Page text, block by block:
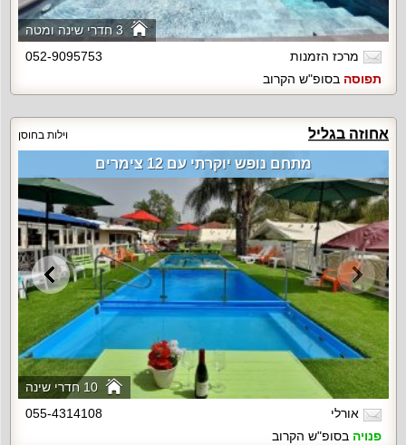
3 חדרי שינה ומטה
מרכז הזמנות
052-9095753
תפוסה בסופ"ש הקרוב
אחוזה בגליל וילות בחוסן
10 חדרי שינה
מתחם נופש יוקרתי עם 12 צימרים
אורלי
055-4314108
פנויה בסופ"ש הקרוב